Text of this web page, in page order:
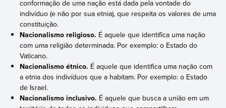
conformação de uma nação está dada pela vontade do
indivíduo (e não por sua etnia), que respeita os valores de uma
constituição.
Nacionalismo religioso. É aquele que identifica uma nação
com uma religião determinada. Por exemplo: o Estado do
Vaticano.
Nacionalismo étnico. É aquele que identifica uma nação com
a etnia dos indivíduos que a habitam. Por exemplo: o Estado
de Israel.
Nacionalismo inclusivo. É aquele que busca a união em um